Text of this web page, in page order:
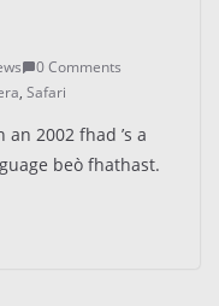
0 Comments
, Safari
2002 fhad ’s a
beò fhathast.